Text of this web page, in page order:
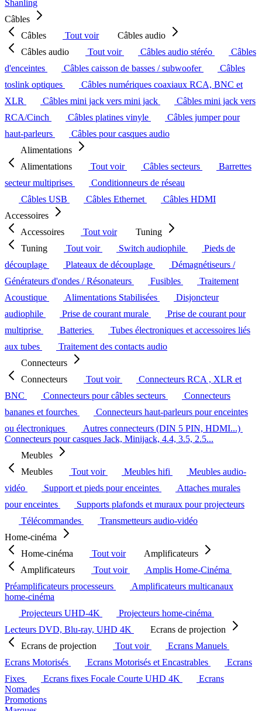
Shanling
Câbles
Câbles
Tout voir
Câbles audio
Câbles audio
Tout voir Câbles audio stéréo
Câbles
d'enceintes
Câbles caisson de basses / subwoofer
Câbles
toslink optiques
Câbles numériques coaxiaux RCA, BNC et
XLR
Câbles mini jack vers mini jack
Câbles mini jack vers
RCA/Cinch
Câbles platines vinyle
Câbles jumper pour
haut-parleurs
Câbles pour casques audio
Alimentations
Alimentations
Tout voir Câbles secteurs
Barrettes
secteur multiprises
Conditionneurs de réseau
Câbles USB
Câbles Ethernet
Câbles HDMI
Accessoires
Accessoires
Tout voir
Tuning
Tuning
Tout voir Switch audiophile
Pieds de
découplage
Plateaux de découplage
Démagnétiseurs /
Générateurs d'ondes / Résonateurs
Fusibles
Traitement
Acoustique
Alimentations Stabilisées
Disjoncteur
audiophile
Prise de courant murale
Prise de courant pour
multiprise
Batteries
Tubes électroniques et accessoires liés
aux tubes
Traitement des contacts audio
Connecteurs
Connecteurs
Tout voir
Connecteurs RCA , XLR et
BNC
Connecteurs pour câbles secteurs
Connecteurs
bananes et fourches
Connecteurs haut-parleurs pour enceintes
ou électroniques
Autres connecteurs (DIN 5 PIN, HDMI...)
Connecteurs pour casques Jack, Minijack, 4.4, 3.5, 2.5...
Meubles
Meubles
Tout voir Meubles hifi
Meubles audio-
vidéo
Support et pieds pour enceintes
Attaches murales
pour enceintes
Supports plafonds et muraux pour projecteurs
Télécommandes
Transmetteurs audio-vidéo
Home-cinéma
Home-cinéma
Tout voir
Amplificateurs
Amplificateurs
Tout voir
Amplis Home-Cinéma
Préamplificateurs processeurs
Amplificateurs multicanaux
home-cinéma
Projecteurs UHD-4K
Projecteurs home-cinéma
Lecteurs DVD, Blu-ray, UHD 4K
Ecrans de projection
Ecrans de projection
Tout voir
Ecrans Manuels
Ecrans Motorisés
Ecrans Motorisés et Encastrables
Ecrans
Fixes
Ecrans fixes Focale Courte UHD 4K
Ecrans
Nomades
Promotions